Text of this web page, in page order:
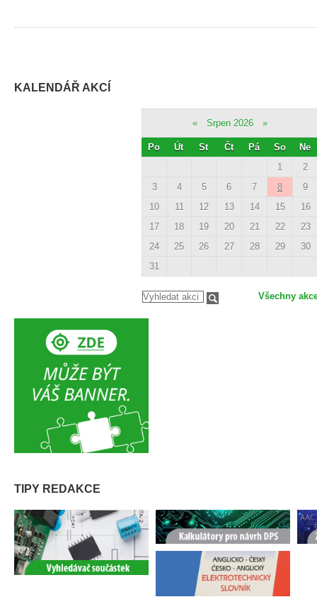
KALENDÁŘ AKCÍ
« Srpen 2026 »
Po Út St Čt Pá So
Ne
1
2
3
4 5 6 7 8
9
10
11 12 13 14 15
16
17
18 19 20 21 22
23
24
25 26 27 28 29
30
31
Všechny
TIPY REDAKCE